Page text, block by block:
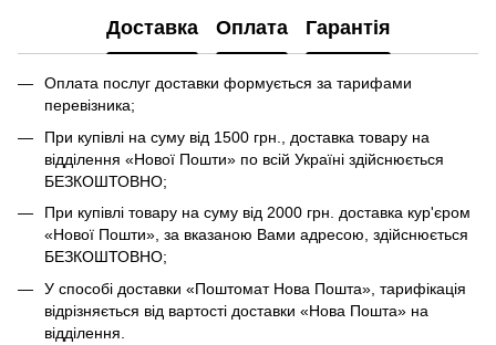
Доставка Оплата Гарантія
Оплата послуг доставки формується за тарифами
перевізника;
При купівлі на суму від 1500 грн., доставка товару на
відділення «Нової Пошти» по всій Україні здійснюється
БЕЗКОШТОВНО;
При купівлі товару на суму від 2000 грн. доставка кур'єром
«Нової Пошти», за вказаною Вами адресою, здійснюється
БЕЗКОШТОВНО;
У способі доставки «Поштомат Нова Пошта», тарифікація
відрізняється від вартості доставки «Нова Пошта» на
відділення.